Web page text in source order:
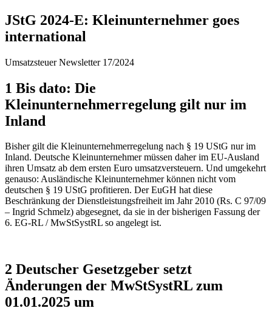
JStG 2024-E: Kleinunternehmer goes
international
Umsatzsteuer Newsletter 17/2024
1 Bis dato: Die
Kleinunternehmerregelung gilt nur im
Inland
Bisher gilt die Kleinunternehmerregelung nach § 19 UStG nur im
Inland. Deutsche Kleinunternehmer müssen daher im EU-Ausland
ihren Umsatz ab dem ersten Euro umsatzversteuern. Und umgekehrt
genauso: Ausländische Kleinunternehmer können nicht vom
deutschen § 19 UStG profitieren. Der EuGH hat diese
Beschränkung der Dienstleistungsfreiheit im Jahr 2010 (Rs. C 97/09
– Ingrid Schmelz) abgesegnet, da sie in der bisherigen Fassung der
6. EG-RL / MwStSystRL so angelegt ist.
2 Deutscher Gesetzgeber setzt
Änderungen der MwStSystRL zum
01.01.2025 um